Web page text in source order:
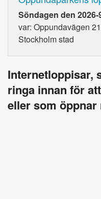
Söndagen den 2026-
var: Oppundavägen
Stockholm stad
Internetloppisar,
ringa innan för
eller som öppnar